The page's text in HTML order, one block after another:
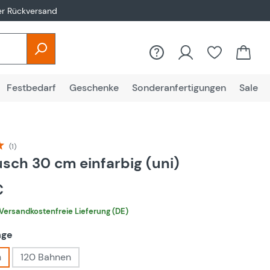
Rückversand
Festbedarf Geschenke Sonderanfertigungen Sale
Bewertung von 5 von 5 Sternen
(1)
30 cm einfarbig (uni)
Lieferung (DE)
120 Bahnen